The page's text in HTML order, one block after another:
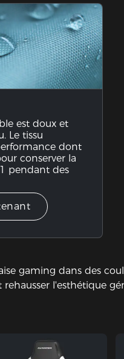
est doux et
Le tissu
dont
conserver la
pendant des
gaming dans des
l'esthétique